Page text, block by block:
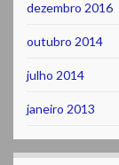
dezembro 2016
outubro 2014
julho 2014
janeiro 2013